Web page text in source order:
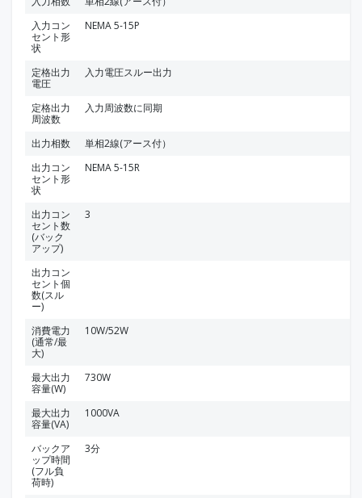
入力コン
セント形
状
NEMA 5-15P
定格出力
電圧
入力電圧スルー出力
定格出力
周波数
入力周波数に同期
出力相数
単相2線(アース付）
出力コン
セント形
状
NEMA 5-15R
出力コン
セント数
(バック
アップ)
3
出力コン
セント個
数(スル
ー)
消費電力
(通常/最
大)
10W/52W
最大出力
容量(W)
730W
最大出力
容量(VA)
1000VA
バックア
ップ時間
(フル負
荷時)
3分